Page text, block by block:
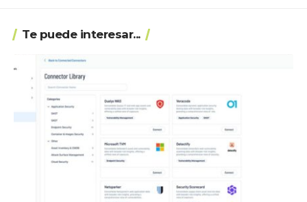
Te puede interesar...